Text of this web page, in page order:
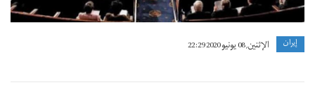
إيران الإثنين, 08 يونيو 2020 22:29